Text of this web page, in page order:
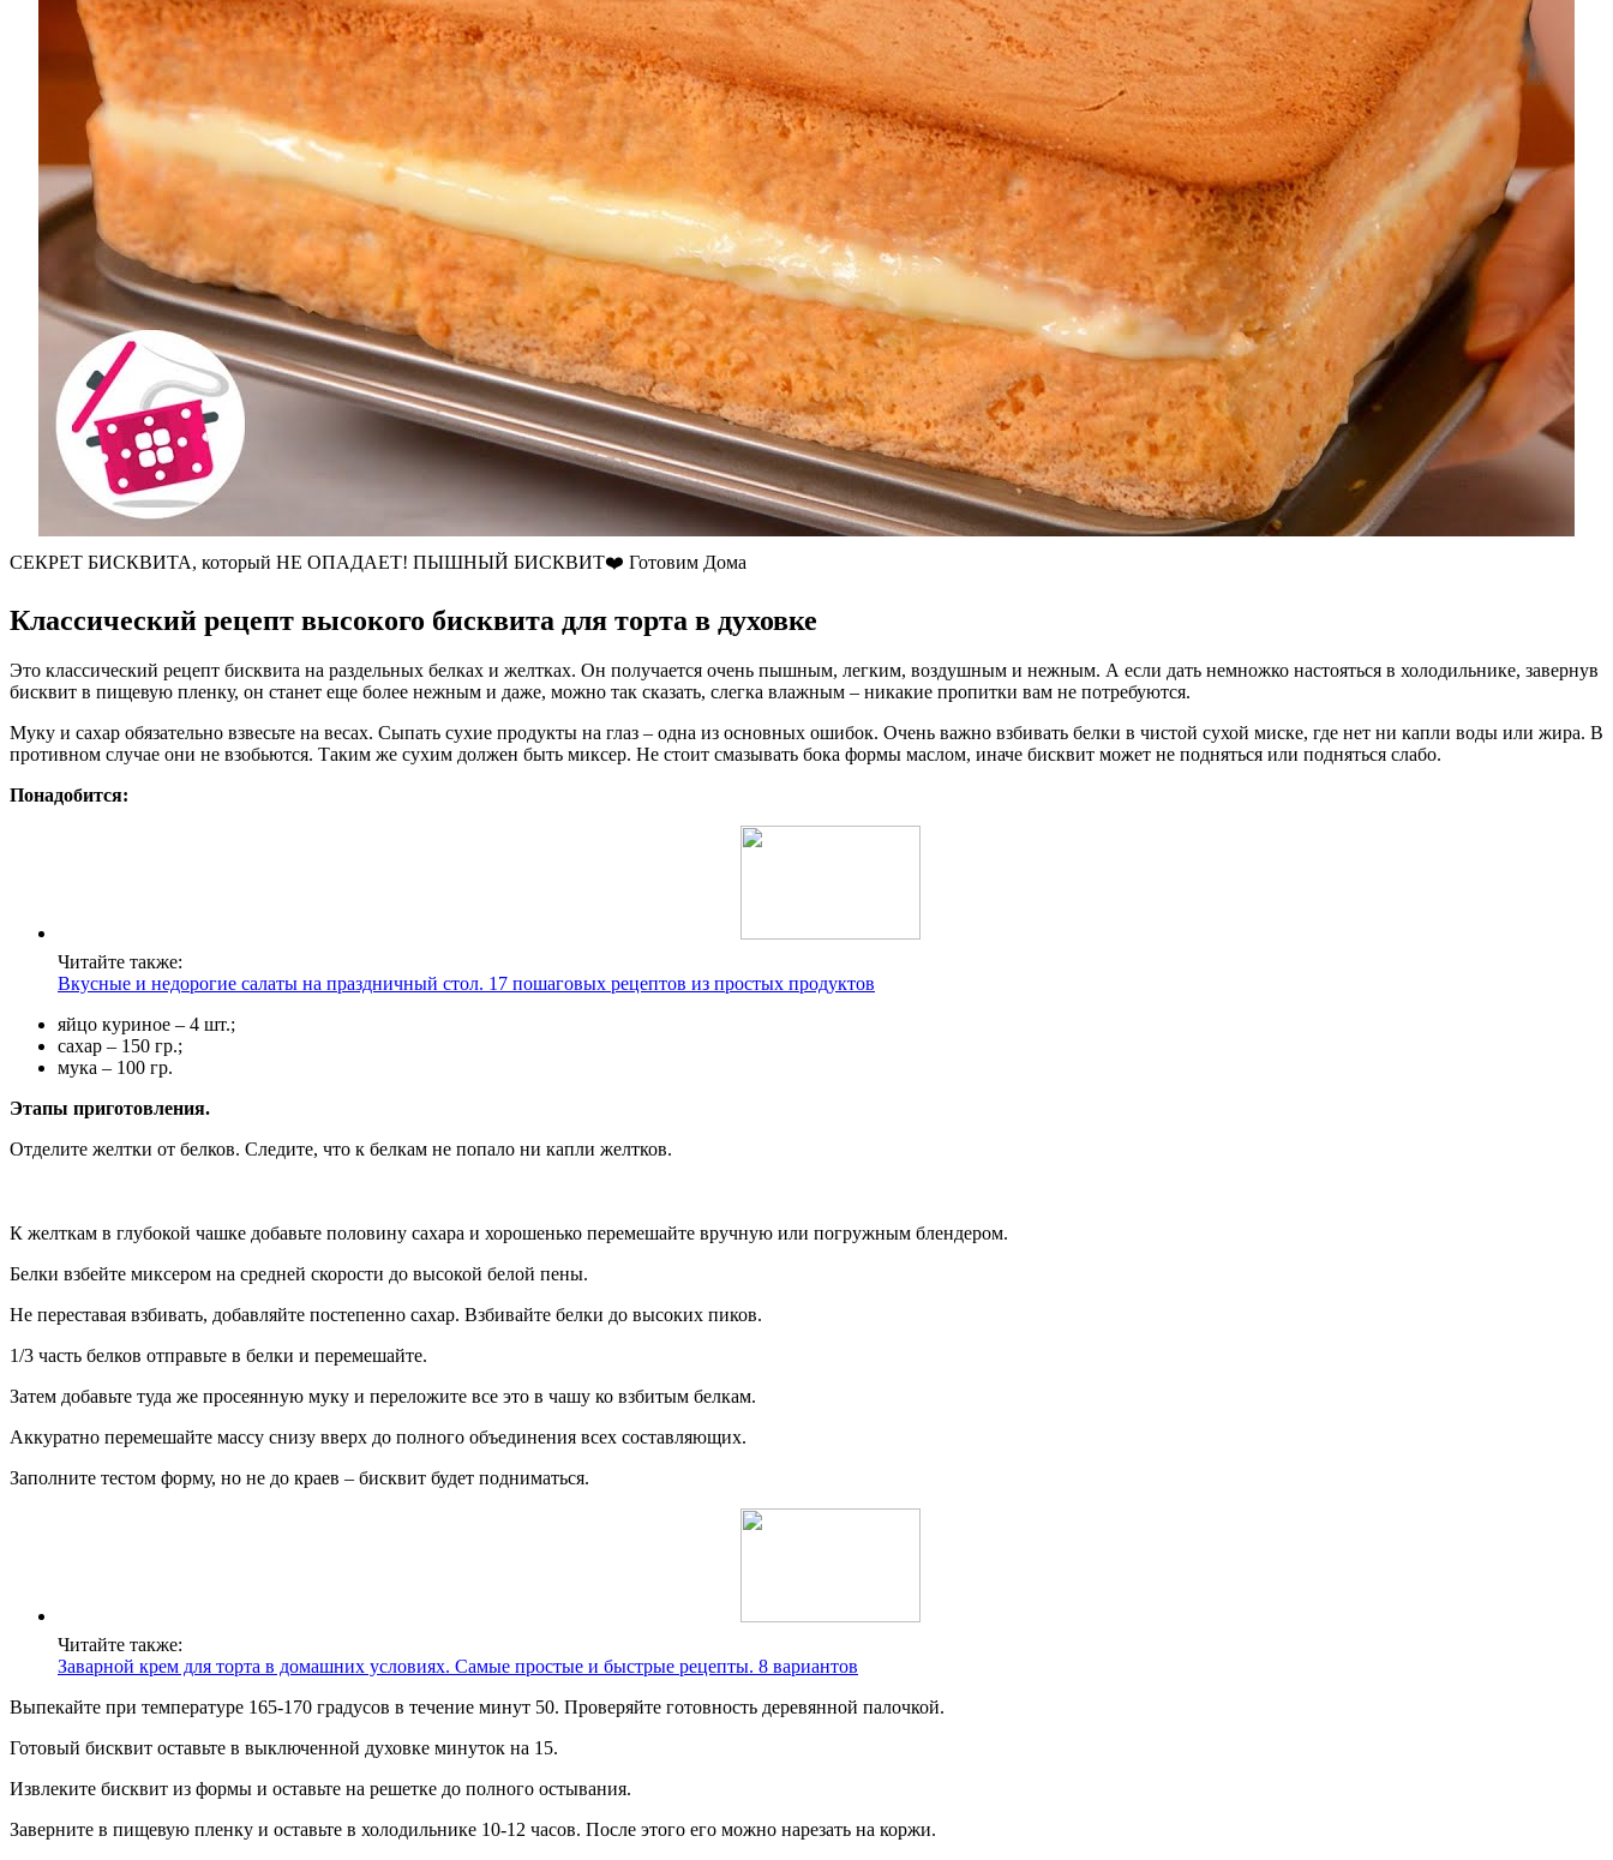
СЕКРЕТ БИСКВИТА, который НЕ ОПАДАЕТ! ПЫШНЫЙ БИСКВИТ❤️ Готовим Дома
Классический рецепт высокого бисквита для торта в духовке
Это классический рецепт бисквита на раздельных белках и желтках. Он получается очень пышным, легким, воздушным и нежным. А если дать немножко настояться в холодильнике, завернув
бисквит в пищевую пленку, он станет еще более нежным и даже, можно так сказать, слегка влажным – никакие пропитки вам не потребуются.
Муку и сахар обязательно взвесьте на весах. Сыпать сухие продукты на глаз – одна из основных ошибок. Очень важно взбивать белки в чистой сухой миске, где нет ни капли воды или жира. В
противном случае они не взобьются. Таким же сухим должен быть миксер. Не стоит смазывать бока формы маслом, иначе бисквит может не подняться или подняться слабо.
Понадобится:
Читайте также:
Вкусные и недорогие салаты на праздничный стол. 17 пошаговых рецептов из простых продуктов
яйцо куриное – 4 шт.;
сахар – 150 гр.;
мука – 100 гр.
Этапы приготовления.
Отделите желтки от белков. Следите, что к белкам не попало ни капли желтков.
К желткам в глубокой чашке добавьте половину сахара и хорошенько перемешайте вручную или погружным блендером.
Белки взбейте миксером на средней скорости до высокой белой пены.
Не переставая взбивать, добавляйте постепенно сахар. Взбивайте белки до высоких пиков.
1/3 часть белков отправьте в белки и перемешайте.
Затем добавьте туда же просеянную муку и переложите все это в чашу ко взбитым белкам.
Аккуратно перемешайте массу снизу вверх до полного объединения всех составляющих.
Заполните тестом форму, но не до краев – бисквит будет подниматься.
Читайте также:
Заварной крем для торта в домашних условиях. Самые простые и быстрые рецепты. 8 вариантов
Выпекайте при температуре 165-170 градусов в течение минут 50. Проверяйте готовность деревянной палочкой.
Готовый бисквит оставьте в выключенной духовке минуток на 15.
Извлеките бисквит из формы и оставьте на решетке до полного остывания.
Заверните в пищевую пленку и оставьте в холодильнике 10-12 часов. После этого его можно нарезать на коржи.